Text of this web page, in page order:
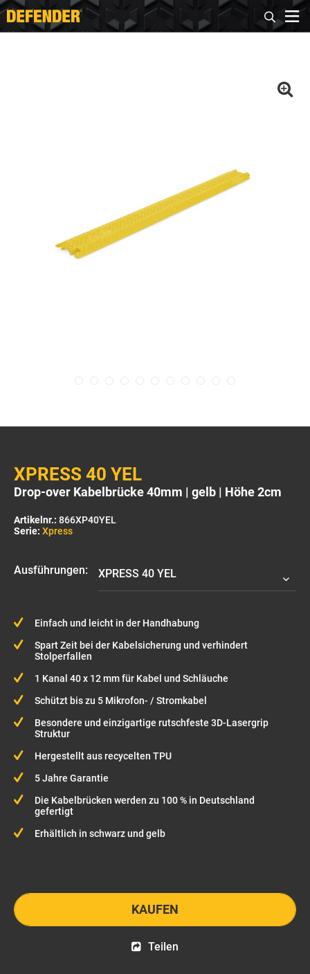
XPRESS 40 YEL
Drop-over Kabelbrücke 40mm | gelb | Höhe 2cm
Artikelnr.: 866XP40YEL
Serie: Xpress
Ausführungen:
Einfach und leicht in der Handhabung
Spart Zeit bei der Kabelsicherung und verhindert
Stolperfallen
1 Kanal 40 x 12 mm für Kabel und Schläuche
Schützt bis zu 5 Mikrofon- / Stromkabel
Besondere und einzigartige rutschfeste 3D-Lasergrip
Struktur
Hergestellt aus recycelten TPU
5 Jahre Garantie
Die Kabelbrücken werden zu 100 % in Deutschland
gefertigt
Erhältlich in schwarz und gelb
KAUFEN
Teilen